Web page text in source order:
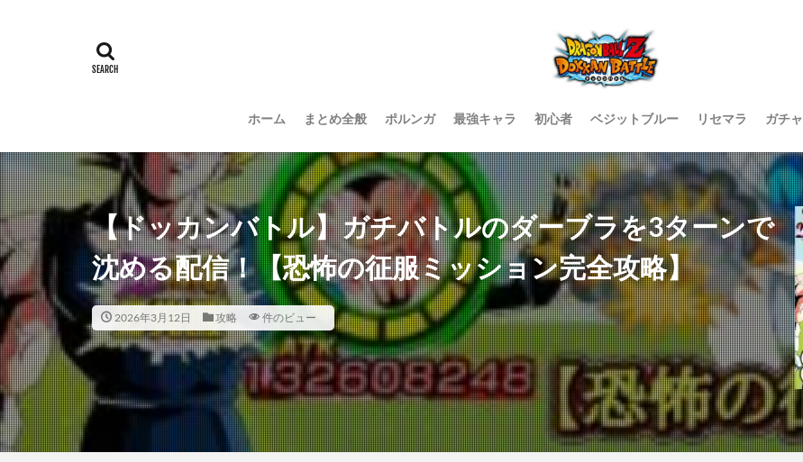
ホーム まとめ全般 ポルンガ 最強キャラ 初心者 ベジットブルー リセマラ ガチャ
【ドッカンバトル】ガチバトルのダーブラを3ターンで
沈める配信！【恐怖の征服ミッション完全攻略】
2026年3月12日 攻略 件のビュー